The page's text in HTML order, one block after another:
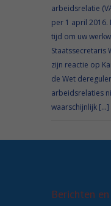
arbeidsrelatie
per 1 april 2016.
tijd om uw
Staatssecretaris
zijn reactie op
de Wet
arbeidsrelaties
waarschijnlijk […]
Berichten